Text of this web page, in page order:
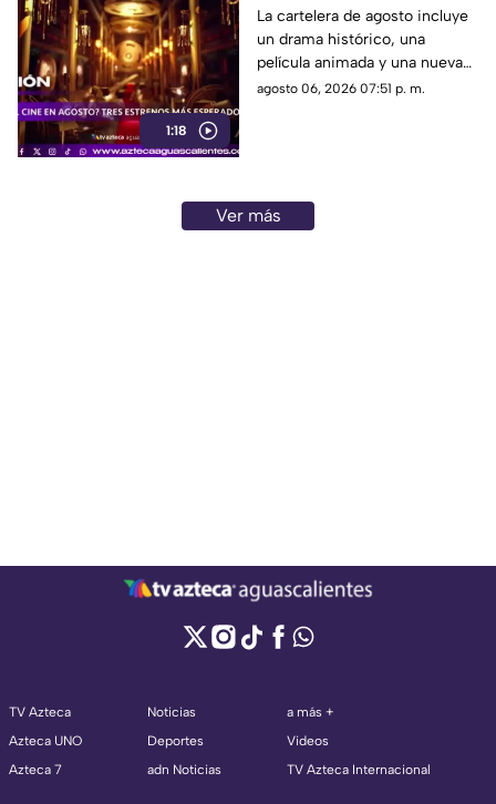
1:18
agosto
La cartelera de agosto incluye
un drama histórico, una
película animada y una nueva
entrega de terror para distintos
agosto 06, 2026 07:51 p. m.
Ver más
TV Azteca
Azteca UNO
Azteca 7
Noticias
Deportes
adn Noticias
a más +
Videos
TV Azteca Internacional